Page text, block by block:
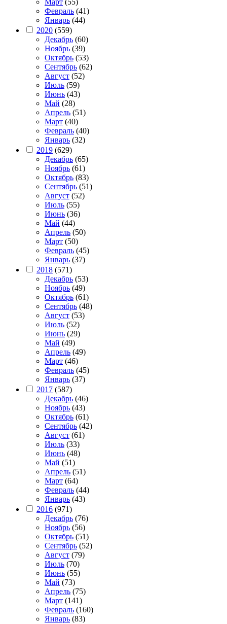
Март (55)
Февраль (41)
Январь (44)
2020 (559)
Декабрь (60)
Ноябрь (39)
Октябрь (53)
Сентябрь (62)
Август (52)
Июль (59)
Июнь (43)
Май (28)
Апрель (51)
Март (40)
Февраль (40)
Январь (32)
2019 (629)
Декабрь (65)
Ноябрь (61)
Октябрь (83)
Сентябрь (51)
Август (52)
Июль (55)
Июнь (36)
Май (44)
Апрель (50)
Март (50)
Февраль (45)
Январь (37)
2018 (571)
Декабрь (53)
Ноябрь (49)
Октябрь (61)
Сентябрь (48)
Август (53)
Июль (52)
Июнь (29)
Май (49)
Апрель (49)
Март (46)
Февраль (45)
Январь (37)
2017 (587)
Декабрь (46)
Ноябрь (43)
Октябрь (61)
Сентябрь (42)
Август (61)
Июль (33)
Июнь (48)
Май (51)
Апрель (51)
Март (64)
Февраль (44)
Январь (43)
2016 (971)
Декабрь (76)
Ноябрь (56)
Октябрь (51)
Сентябрь (52)
Август (79)
Июль (70)
Июнь (55)
Май (73)
Апрель (75)
Март (141)
Февраль (160)
Январь (83)